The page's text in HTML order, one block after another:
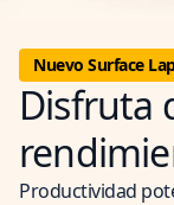
Nuevo Surface
Disfruta
Productividad